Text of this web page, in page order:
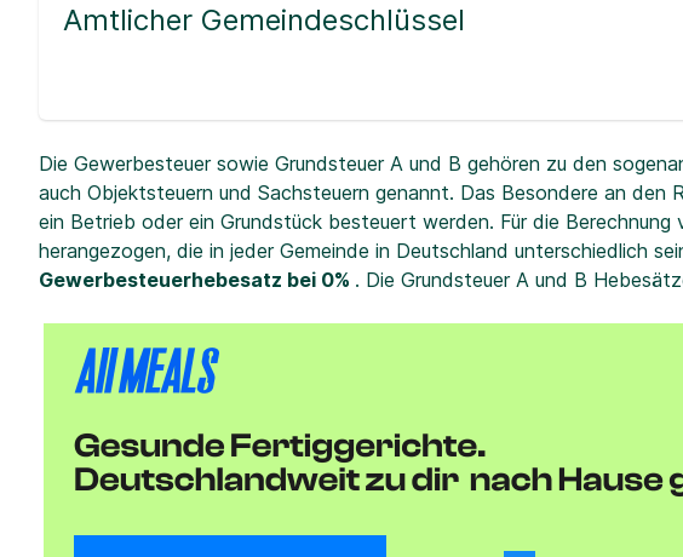
Amtlicher Gemeindeschlüssel
Die Gewerbesteuer sowie Grundsteuer A und B gehören zu den
auch Objektsteuern und Sachsteuern genannt. Das Besondere an den
ein Betrieb oder ein Grundstück besteuert werden. Für die
herangezogen, die in jeder Gemeinde in Deutschland unterschiedlich
Gewerbesteuerhebesatz bei 0% . Die Grundsteuer A und B